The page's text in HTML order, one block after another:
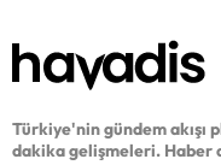
Türkiye'nin gündem akışı
dakika gelişmeleri. Haber